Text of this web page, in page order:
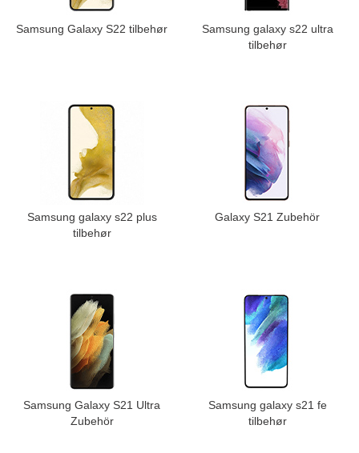
Samsung Galaxy S22 tilbehør
Samsung galaxy s22 ultra
tilbehør
Samsung galaxy s22 plus
tilbehør
Galaxy S21 Zubehör
Samsung Galaxy S21 Ultra
Zubehör
Samsung galaxy s21 fe
tilbehør